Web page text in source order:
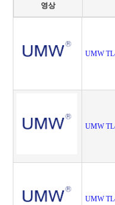
영상
UMW
UMW
UMW